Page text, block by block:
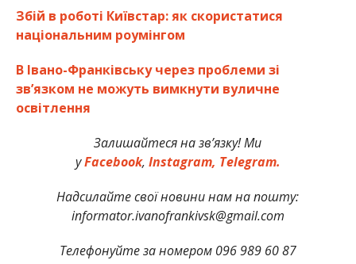
Збій в роботі Київстар: як скористатися
національним роумінгом
В Івано-Франківську через проблеми зі
зв’язком не можуть вимкнути вуличне
освітлення
Залишайтеся на зв’язку! Ми
уFacebook, Instagram, Telegram.
Надсилайте свої новини нам на пошту:
informator.ivanofrankivsk@gmail.com
Телефонуйте за номером 096 989 60 87